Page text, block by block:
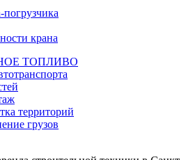
погрузчика
крана
ТОПЛИВО
территорий
грузов